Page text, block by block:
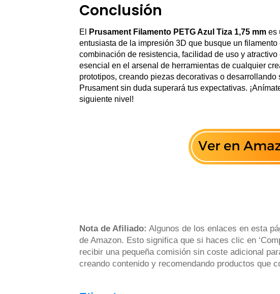
Conclusión
El Prusament Filamento PETG Azul Tiza 1,75 mmes
entusiasta de la impresión 3D que busque un
combinación de resistencia, facilidad de uso y
esencial en el arsenal de herramientas de cualquier
prototipos, creando piezas decorativas o
Prusament sin duda superará tus expectativas.
siguiente nivel!
Nota de Afiliado: Algunos de los enlaces en esta
de Amazon. Esto significa que si haces clic en
recibir una pequeña comisión sin coste adicional
creando contenido y recomendando productos que